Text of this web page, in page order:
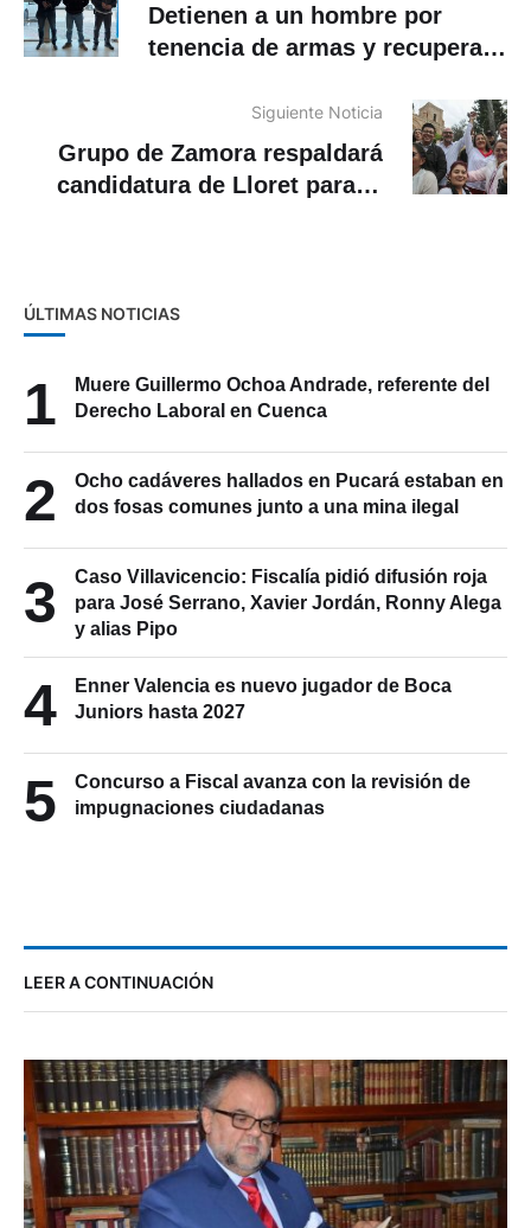
Detienen a un hombre por
tenencia de armas y recuperan
Siguiente Noticia
Grupo de Zamora respaldará
candidatura de Lloret para la
ÚLTIMAS NOTICIAS
1
Muere Guillermo Ochoa Andrade, referente del
Derecho Laboral en Cuenca
2
Ocho cadáveres hallados en Pucará estaban en
dos fosas comunes junto a una mina ilegal
3
Caso Villavicencio: Fiscalía pidió difusión roja
para José Serrano, Xavier Jordán, Ronny Alega
y alias Pipo
4
Enner Valencia es nuevo jugador de Boca
Juniors hasta 2027
5
Concurso a Fiscal avanza con la revisión de
impugnaciones ciudadanas
LEER A CONTINUACIÓN